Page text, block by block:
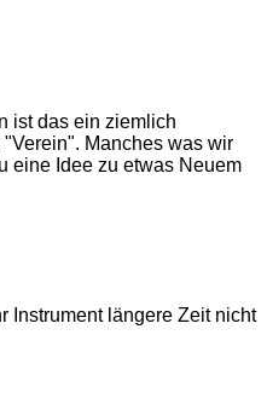
ist das ein ziemlich
Manches was wir
eine Idee zu etwas Neuem
Instrument längere Zeit nicht